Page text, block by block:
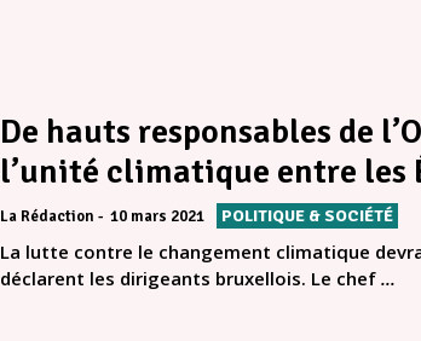
De hauts responsables de
l’unité climatique entre les
La Rédaction 10 mars 2021 POLITIQUE & SOCIÉTÉ
La lutte contre le changement climatique
déclarent les dirigeants bruxellois. Le chef ...